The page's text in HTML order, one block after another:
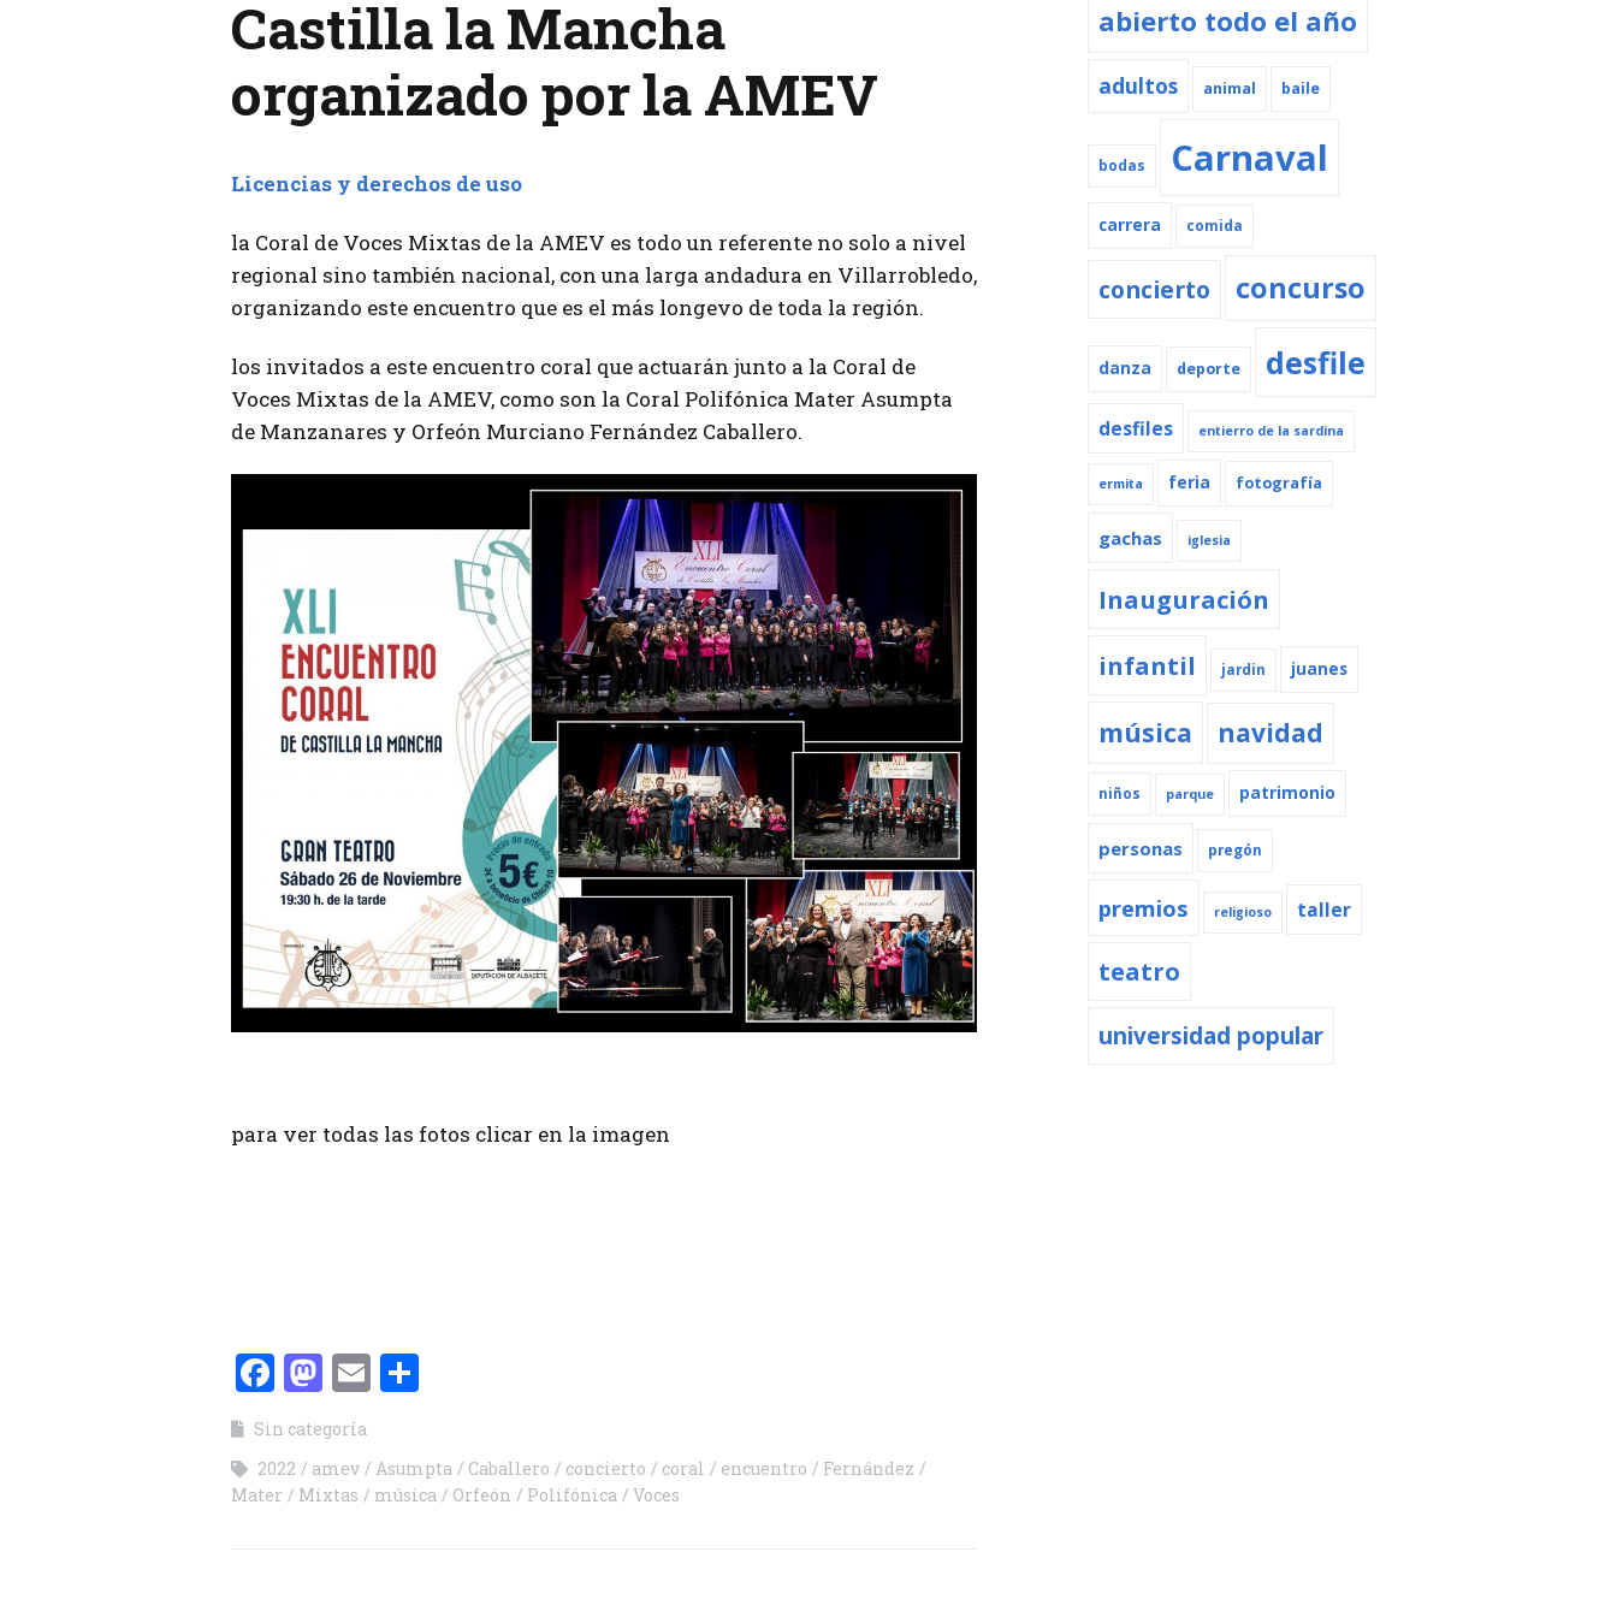
Castilla la Mancha
organizado por la AMEV
Licencias y derechos de uso
la Coral de Voces Mixtas de la AMEV es todo un referente no solo a nivel
regional sino también nacional, con una larga andadura en Villarrobledo,
organizando este encuentro que es el más longevo de toda la región.
los invitados a este encuentro coral que actuarán junto a la Coral de
Voces Mixtas de la AMEV, como son la Coral Polifónica Mater Asumpta
de Manzanares y Orfeón Murciano Fernández Caballero.
para ver todas las fotos clicar en la imagen
Facebook
Mastodon
Email
Sin categoría
2022
amev Asumpta Caballero concierto coral encuentro
Fernández
Mater
Mixtas música Orfeón Polifónica Voces
abierto todo el año
adultos animal baile
bodas Carnaval
carrera comida
concierto concurso
danza deporte desfile
desfiles entierro de la sardina
ermita feria fotografía
gachas iglesia
Inauguración
infantil
jardin juanes
música navidad
niños parque patrimonio
personas pregón
premios religioso taller
teatro
universidad popular